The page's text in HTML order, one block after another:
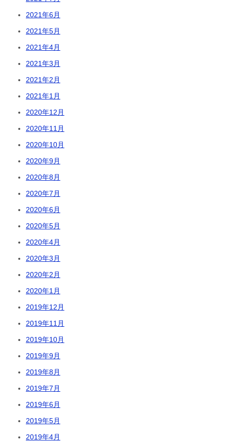
2021年6月
2021年5月
2021年4月
2021年3月
2021年2月
2021年1月
2020年12月
2020年11月
2020年10月
2020年9月
2020年8月
2020年7月
2020年6月
2020年5月
2020年4月
2020年3月
2020年2月
2020年1月
2019年12月
2019年11月
2019年10月
2019年9月
2019年8月
2019年7月
2019年6月
2019年5月
2019年4月